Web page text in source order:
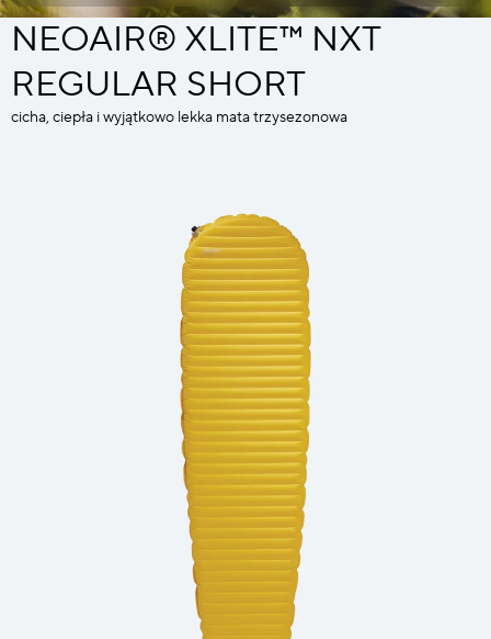
NEOAIR® XLITE™ NXT
REGULAR SHORT
cicha, ciepła i wyjątkowo lekka mata trzysezonowa